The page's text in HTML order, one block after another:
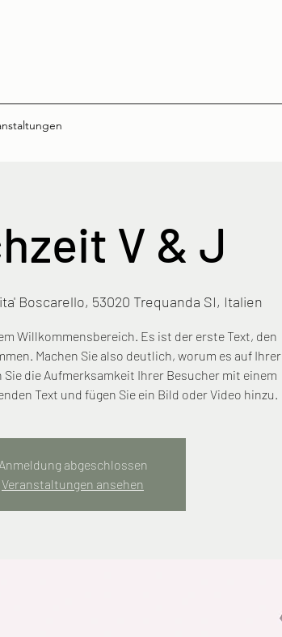
V & J
Boscarello, 53020 Trequanda SI, Italien
Willkommensbereich. Es ist der erste Text, den
Machen Sie also deutlich, worum es auf Ihrer
Sie die Aufmerksamkeit Ihrer Besucher mit einem
Text und fügen Sie ein Bild oder Video hinzu.
Anmeldung abgeschlossen
Veranstaltungen ansehen